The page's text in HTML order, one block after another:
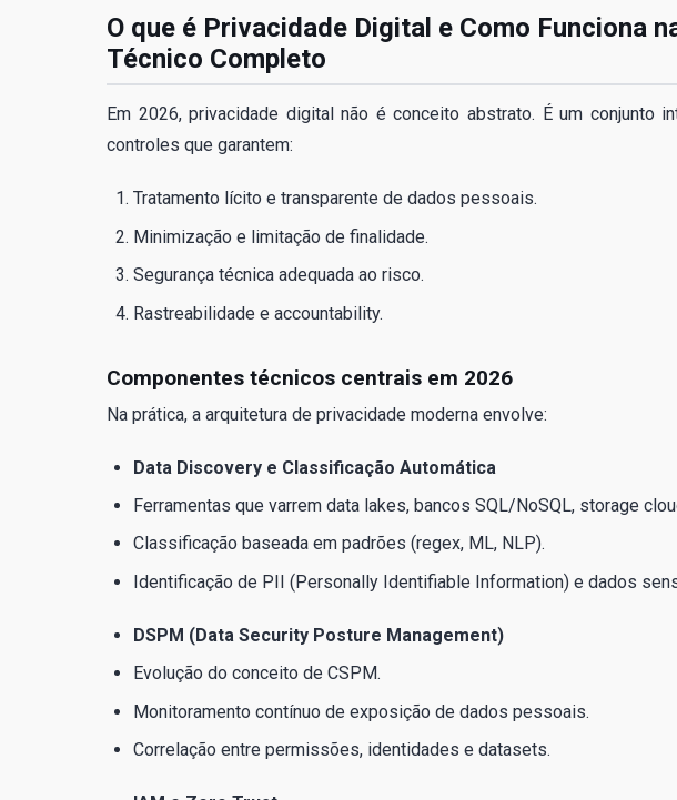
O que é Privacidade Digital e Como Funciona
Técnico Completo
Em 2026, privacidade digital não é conceito abstrato. É um conjunto
controles que garantem:
Tratamento lícito e transparente de dados pessoais.
Minimização e limitação de finalidade.
Segurança técnica adequada ao risco.
Rastreabilidade e accountability.
Componentes técnicos centrais em 2026
Na prática, a arquitetura de privacidade moderna envolve:
Data Discovery e Classificação Automática
Ferramentas que varrem data lakes, bancos SQL/NoSQL, storage
Classificação baseada em padrões (regex, ML, NLP).
Identificação de PII (Personally Identifiable Information) e dados
DSPM (Data Security Posture Management)
Evolução do conceito de CSPM.
Monitoramento contínuo de exposição de dados pessoais.
Correlação entre permissões, identidades e datasets.